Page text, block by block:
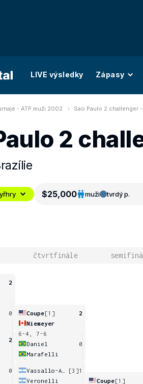
LIVE výsledky Zápasy
- ATP muži 2002 Sao Paulo 2 challenger
2
$25,000 muži tvrdý p.
čtvrtfinále
2
0
2
0
Coupe[1]
2
Niemeyer
6-4, 7-6
Daniel
0
Marafelli
[3]1
Veronelli
Coupe[1]